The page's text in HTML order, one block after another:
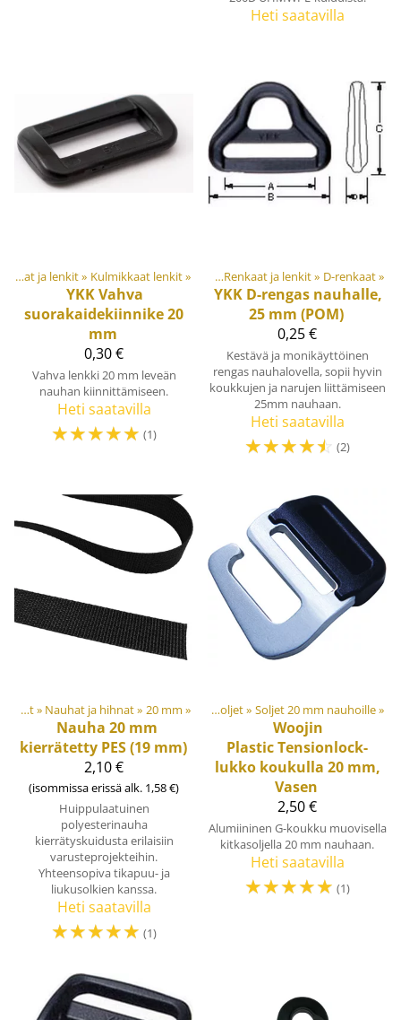
Heti saatavilla
Renkaat ja lenkit‪» Kulmikkaat lenkit‪»
YKKVahva
suorakaidekiinnike 20
mm
0,30 €
Vahva lenkki 20 mm leveän
nauhan kiinnittämiseen.
Heti saatavilla
☆☆☆☆☆ (1)
ja tarvikkeet ‪»Muovi- ja metalliosat ‪» Renkaat ja lenkit‪» D-renkaat‪»
YKK D-rengas nauhalle,
25 mm (POM)
0,25 €
Kestävä ja monikäyttöinen
rengas nauhalovella, sopii hyvin
koukkujen ja narujen liittämiseen
25mm nauhaan.
Heti saatavilla
☆☆☆☆☆ (2)
Nauhat ja kanttinauhat‪» Nauhat ja hihnat‪» 20 mm ‪»
Nauha 20 mm
kierrätetty PES (19 mm)
2,10 €
(isommissa erissä alk. 1,58 €)
Huippulaatuinen
polyesterinauha
kierrätyskuidusta erilaisiin
varusteprojekteihin.
Yhteensopiva tikapuu- ja
liukusolkien kanssa.
Heti saatavilla
☆☆☆☆☆ (1)
Muovi- ja metalliosat‪» Soljet ja säätösoljet‪» Soljet 20 mm nauhoille‪»
Woojin
PlasticTensionlock-
lukko koukulla 20 mm,
Vasen
2,50 €
Alumiininen G-koukku muovisella
kitkasoljella 20 mm nauhaan.
Heti saatavilla
☆☆☆☆☆ (1)